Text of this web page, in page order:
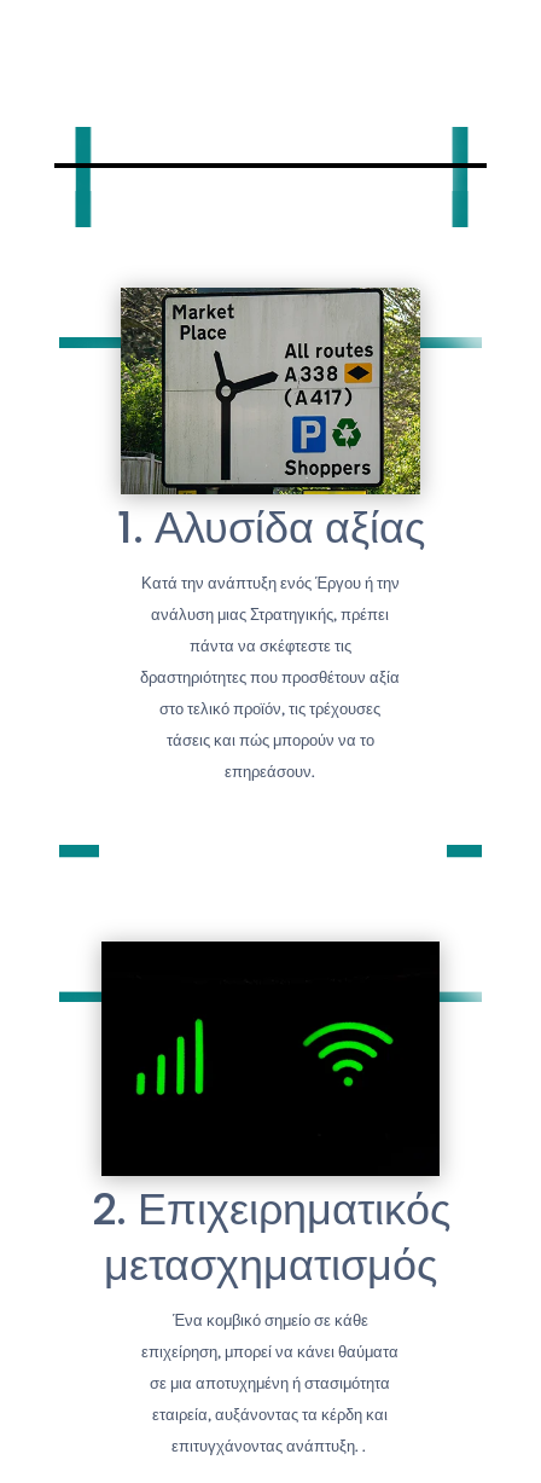
1. Αλυσίδα αξίας
Κατά την ανάπτυξη ενός Έργου ή την
ανάλυση μιας Στρατηγικής, πρέπει
πάντα να σκέφτεστε τις
δραστηριότητες που προσθέτουν αξία
στο τελικό προϊόν, τις τρέχουσες
τάσεις και πώς μπορούν να το
επηρεάσουν.
2. Επιχειρηματικός
μετασχηματισμός
Ένα κομβικό σημείο σε κάθε
επιχείρηση, μπορεί να κάνει θαύματα
σε μια αποτυχημένη ή στασιμότητα
εταιρεία, αυξάνοντας τα κέρδη και
επιτυγχάνοντας ανάπτυξη. .